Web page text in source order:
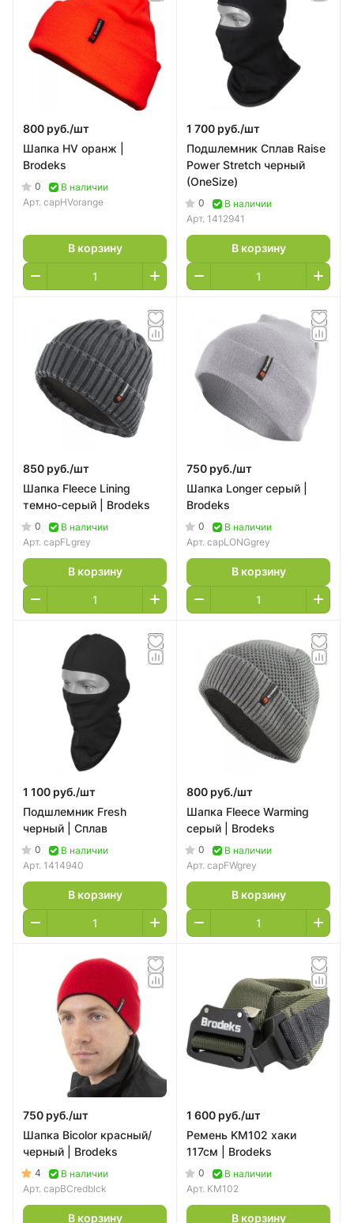
800 руб./шт
Шапка HV оранж |
Brodeks
0
В наличии
Арт. capHVorange
В корзину
1 700 руб./шт
Подшлемник Сплав Raise
Power Stretch черный
(OneSize)
0
В наличии
Арт. 1412941
В корзину
850 руб./шт
Шапка Fleece Lining
темно-серый | Brodeks
0
В наличии
Арт. capFLgrey
В корзину
750 руб./шт
Шапка Longer серый |
Brodeks
0
В наличии
Арт. capLONGgrey
В корзину
1 100 руб./шт
Подшлемник Fresh
черный | Сплав
0
В наличии
Арт. 1414940
В корзину
800 руб./шт
Шапка Fleece Warming
серый | Brodeks
0
В наличии
Арт. capFWgrey
В корзину
750 руб./шт
Шапка Bicolor красный/
черный | Brodeks
4
В наличии
Арт. capBCredblck
В корзину
1 600 руб./шт
Ремень KM102 хаки
117см | Brodeks
0
В наличии
Арт. KM102
В корзину